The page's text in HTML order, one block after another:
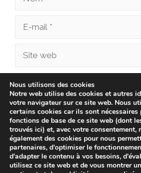
Site
Enregistrer mon nom, mon e-
dans le navigateur pour mon
commentaire.
Nous utilisons des cookies
Notre web utilise des cookies et autres
votre navigateur sur ce site web. Nous
certains cookies car ils sont
fonctions de base de ce site web (dont
trouvés ici) et, avec votre consentement,
également des cookies pour nous
partenaires, d'optimiser le
d'adapter le contenu à vos besoins,
utilisez ce site web et de vous montrer